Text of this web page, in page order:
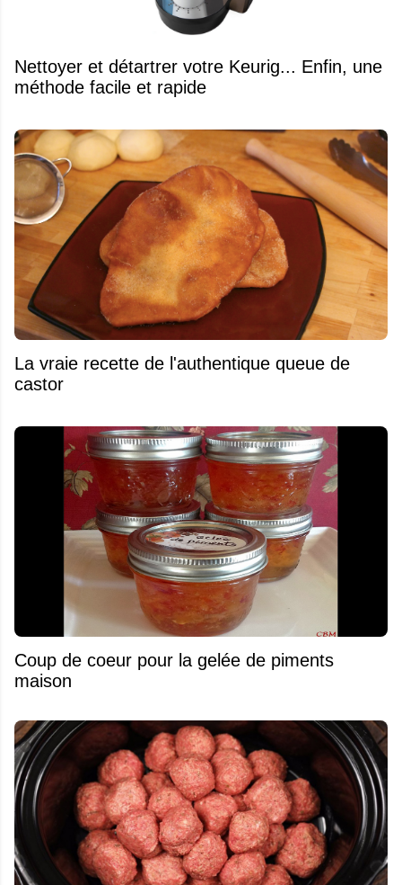
Nettoyer et détartrer votre Keurig... Enfin, une
méthode facile et rapide
La vraie recette de l'authentique queue de
castor
Coup de coeur pour la gelée de piments
maison